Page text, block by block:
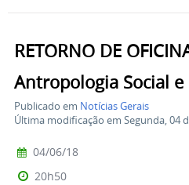
RETORNO DE
Antropologia Social e
Publicado em Notícias Gerais
Última modificação em Segunda, 04
04/06/18
20h50